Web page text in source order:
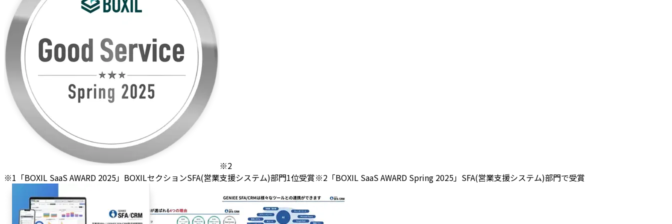
※2
※1「BOXIL SaaS AWARD 2025」BOXILセクションSFA(営業支援システム)部門1位受賞※2「BOXIL SaaS AWARD Spring 2025」SFA(営業支援システム)部門で受賞